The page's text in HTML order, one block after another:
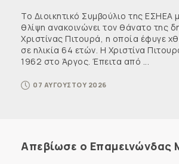
Το Διοικητικό Συμβούλιο της ΕΣΗΕΑ
θλίψη ανακοινώνει τον θάνατο της
Χριστίνας Πιτουρά, η οποία έφυγε
σε ηλικία 64 ετών. Η Χριστίνα
1962 στο Άργος. Έπειτα από ...
07 ΑΥΓΟΥΣΤΟΥ 2026
Απεβίωσε ο Επαμεινώνδας